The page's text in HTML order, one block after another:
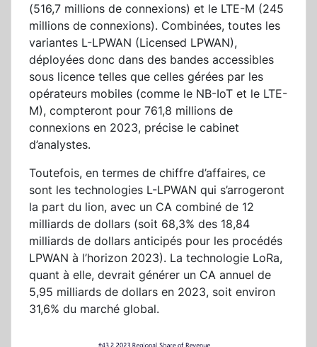
(516,7 millions de connexions) et le LTE-M (245
millions de connexions). Combinées, toutes les
variantes L-LPWAN (Licensed LPWAN),
déployées donc dans des bandes accessibles
sous licence telles que celles gérées par les
opérateurs mobiles (comme le NB-IoT et le LTE-
M), compteront pour 761,8 millions de
connexions en 2023, précise le cabinet
d’analystes.
Toutefois, en termes de chiffre d’affaires, ce
sont les technologies L-LPWAN qui s’arrogeront
la part du lion, avec un CA combiné de 12
milliards de dollars (soit 68,3% des 18,84
milliards de dollars anticipés pour les procédés
LPWAN à l’horizon 2023). La technologie LoRa,
quant à elle, devrait générer un CA annuel de
5,95 milliards de dollars en 2023, soit environ
31,6% du marché global.